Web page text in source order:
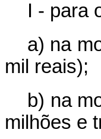
I - para
a) na
mil reais);
b) na
milhões e